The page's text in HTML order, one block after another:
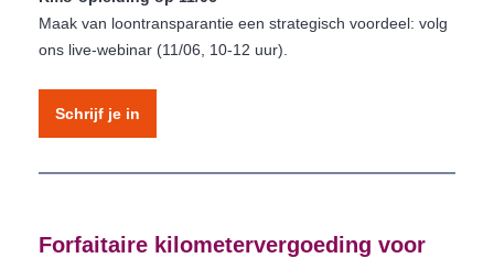
Maak van loontransparantie een strategisch voordeel: volg
ons live-webinar (11/06, 10-12 uur).
Schrijf je in
Forfaitaire kilometervergoeding voor